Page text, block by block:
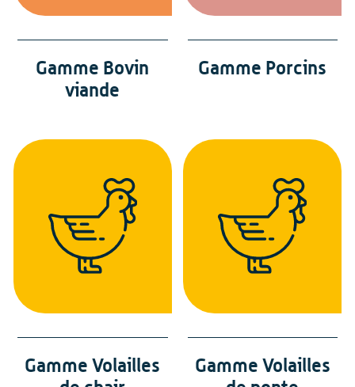
Gamme Bovin
viande
Gamme Porcins
Gamme Volailles
Gamme Volailles